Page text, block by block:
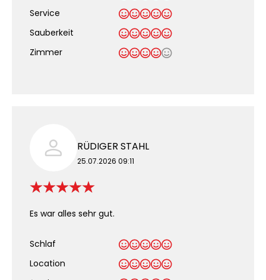
Service
Sauberkeit
Zimmer
RÜDIGER STAHL
25.07.2026 09:11
Es war alles sehr gut.
Schlaf
Location